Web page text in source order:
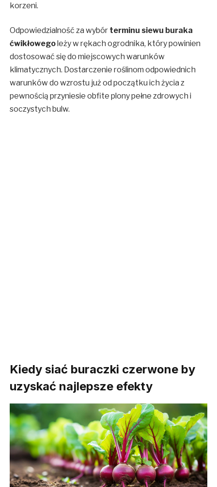
korzeni.
Odpowiedzialność za wybór terminu siewu buraka
ćwikłowego leży w rękach ogrodnika, który powinien
dostosować się do miejscowych warunków
klimatycznych. Dostarczenie roślinom odpowiednich
warunków do wzrostu już od początku ich życia z
pewnością przyniesie obfite plony pełne zdrowych i
soczystych bulw.
Kiedy siać buraczki czerwone by
uzyskać najlepsze efekty